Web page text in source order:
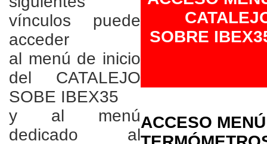
vínculos puede
acceder
al menú de inicio
del CATALEJO
SOBE IBEX35
y al menú
dedicado al
SOBRE
ACCESO MENÚ